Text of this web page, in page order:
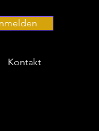
Kontakt